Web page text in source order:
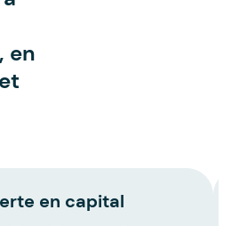
en
en capital